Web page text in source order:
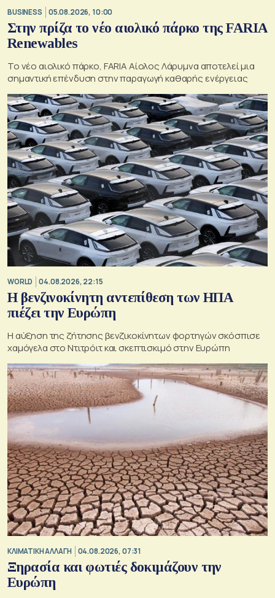
BUSINESS 05.08.2026, 10:00
Στην πρίζα το νέο αιολικό πάρκο της FARIA
Renewables
Το νέο αιολικό πάρκο, FARIA Αίολος Λάρυμνα αποτελεί μια
σημαντική επένδυση στην παραγωγή καθαρής ενέργειας
WORLD 04.08.2026, 22:15
Η βενζινοκίνητη αντεπίθεση των ΗΠΑ
πιέζει την Ευρώπη
Η αύξηση της ζήτησης βενζικοκίνητων φορτηγών σκόσπισε
χαμόγελα στο Ντιτρόιτ και σκεπτισκιμό στην Ευρώπη
ΚΛΙΜΑΤΙΚΗ ΑΛΛΑΓΗ 04.08.2026, 07:31
Ξηρασία και φωτιές δοκιμάζουν την
Ευρώπη